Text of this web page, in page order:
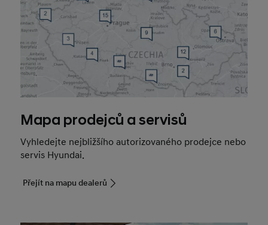
Mapa prodejců a servisů
Vyhledejte nejbližšího autorizovaného prodejce nebo
servis Hyundai.
Přejít na mapu dealerů